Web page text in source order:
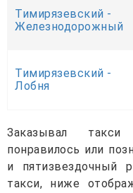
Тимирязевский -
Железнодорожный
Тимирязевский -
Лобня
Заказывал
понравилось или
и пятизвездочный
такси, ниже